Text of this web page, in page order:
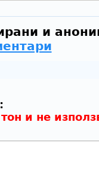
и
и не